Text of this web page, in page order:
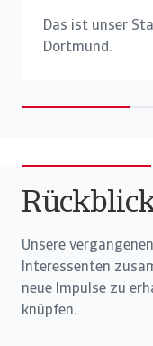
Das ist unser
Dortmund.
Unsere
Interessenten
neue Impulse zu
knüpfen.